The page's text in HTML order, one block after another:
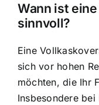
Wann ist
sinnvoll?
Eine
sich vor hohen
möchten, die Ihr
Insbesondere